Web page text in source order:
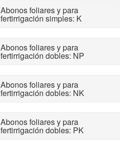
Abonos foliares y para
fertirrigación simples: K
Abonos foliares y para
fertirrigación dobles: NP
Abonos foliares y para
fertirrigación dobles: NK
Abonos foliares y para
fertirrigación dobles: PK